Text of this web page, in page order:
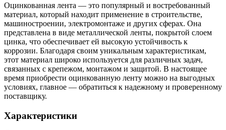
Оцинкованная лента — это популярный и востребованный
материал, который находит применение в строительстве,
машиностроении, электромонтаже и других сферах. Она
представлена в виде металлической ленты, покрытой слоем
цинка, что обеспечивает ей высокую устойчивость к
коррозии. Благодаря своим уникальным характеристикам,
этот материал широко используется для различных задач,
связанных с крепежом, монтажом и защитой. В настоящее
время приобрести оцинкованную ленту можно на выгодных
условиях, главное — обратиться к надежному и проверенному
поставщику.
Характеристики